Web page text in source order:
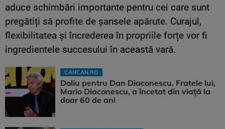
aduce schimbări importante pentru cei care sunt
pregătiți să profite de șansele apărute. Curajul,
flexibilitatea și încrederea în propriile forțe vor fi
ingredientele succesului în această vară.
CANCAN.RO
Doliu pentru Dan Diaconescu. Fratele lui,
Mario Diaconescu, a încetat din viață la
doar 60 de ani